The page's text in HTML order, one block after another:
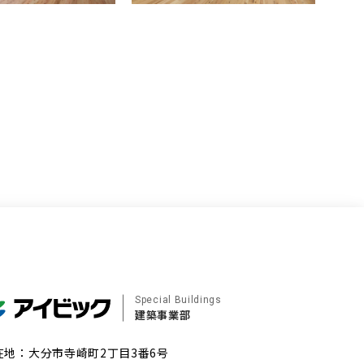
Special Buildings
建築事業部
地：大分市寺崎町2丁目3番6号